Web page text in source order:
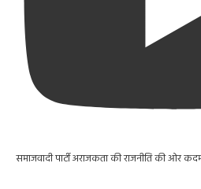
समाजवादी पार्टी अराजकता की राजनीति की ओर